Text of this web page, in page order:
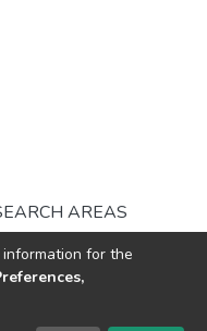
AREAS
for the